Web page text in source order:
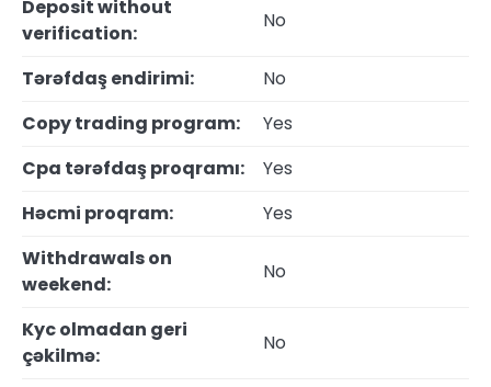
Deposit without
verification:
No
Tərəfdaş endirimi:
No
Copy trading program:
Yes
Cpa tərəfdaş proqramı:
Yes
Həcmi proqram:
Yes
Withdrawals on
weekend:
No
Kyc olmadan geri
çəkilmə:
No